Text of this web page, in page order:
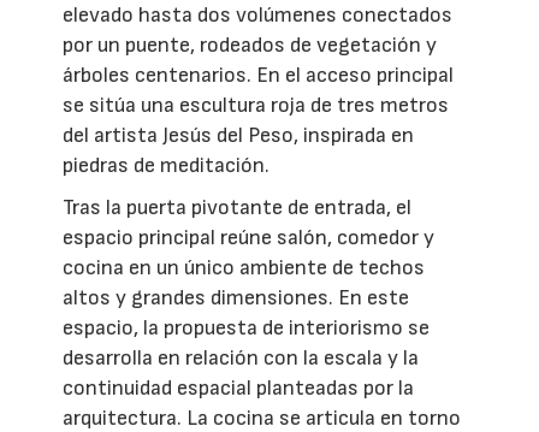
elevado hasta dos volúmenes conectados
por un puente, rodeados de vegetación y
árboles centenarios. En el acceso principal
se sitúa una escultura roja de tres metros
del artista Jesús del Peso, inspirada en
piedras de meditación.
Tras la puerta pivotante de entrada, el
espacio principal reúne salón, comedor y
cocina en un único ambiente de techos
altos y grandes dimensiones. En este
espacio, la propuesta de interiorismo se
desarrolla en relación con la escala y la
continuidad espacial planteadas por la
arquitectura. La cocina se articula en torno